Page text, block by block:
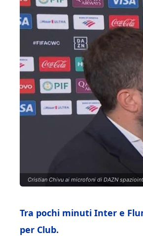
Cristian Chivu ai microfoni di DAZN
Tra pochi minuti Inter e
per Club.